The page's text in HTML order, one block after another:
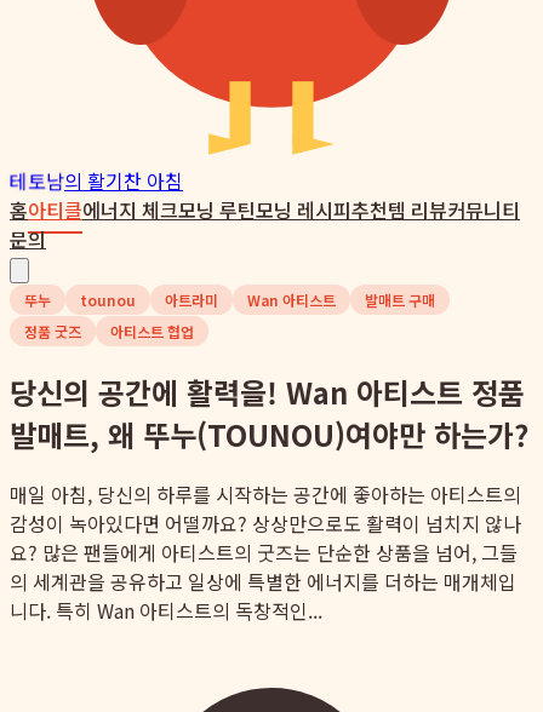
테토남의 활기찬 아침
홈아티클에너지 체크모닝 루틴모닝 레시피추천템 리뷰커뮤니티
문의
뚜누 tounou 아트라미 Wan 아티스트
발매트 구매
정품 굿즈
아티스트 협업
당신의 공간에 활력을! Wan 아티스트 정품
발매트, 왜 뚜누(TOUNOU)여야만 하는가?
매일 아침, 당신의 하루를 시작하는 공간에 좋아하는 아티스트의
감성이 녹아있다면 어떨까요? 상상만으로도 활력이 넘치지 않나
요? 많은 팬들에게 아티스트의 굿즈는 단순한 상품을 넘어, 그들
의 세계관을 공유하고 일상에 특별한 에너지를 더하는 매개체입
니다. 특히 Wan 아티스트의 독창적인...